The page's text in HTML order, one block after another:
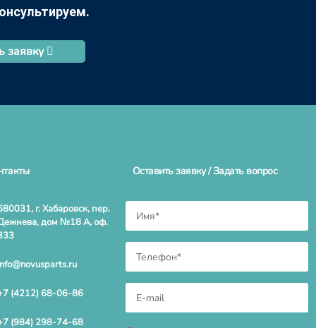
заявку
г. Хабаровск, пер.
дом №18 А, оф.
(4212) 68-06-86
(984) 298-74-68
Оставить заявку / Задать вопрос